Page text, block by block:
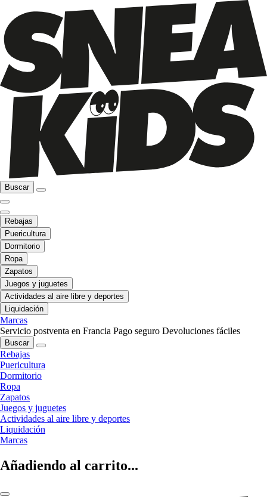
Buscar
Rebajas
Puericultura
Dormitorio
Ropa
Zapatos
Juegos y juguetes
Actividades al aire libre y deportes
Liquidación
Marcas
Servicio postventa en Francia Pago seguro Devoluciones fáciles
Buscar
Rebajas
Puericultura
Dormitorio
Ropa
Zapatos
Juegos y juguetes
Actividades al aire libre y deportes
Liquidación
Marcas
Añadiendo al carrito...